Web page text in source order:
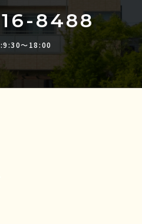
8488
〜18:00